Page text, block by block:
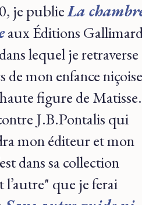
je publieLa
aux Éditions
lequel je retraverse
de mon enfance niçoise
figure de Matisse.
J.B.Pontalis qui
mon éditeur et mon
dans sa collection
l’autre" que je ferai